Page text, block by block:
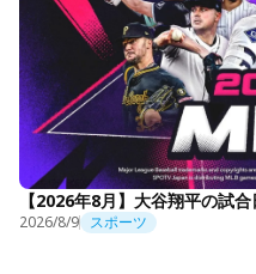
【2026年8月】大谷翔平の試
2026/8/9 スポーツ